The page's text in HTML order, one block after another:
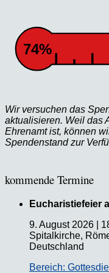
74%
Wir versuchen das
aktualisieren. Weil das
Ehrenamt ist, können
Spendenstand zur
kommende Termine
Eucharistiefeier
9. August 2026
Spitalkirche,
Deutschland
Bereich: